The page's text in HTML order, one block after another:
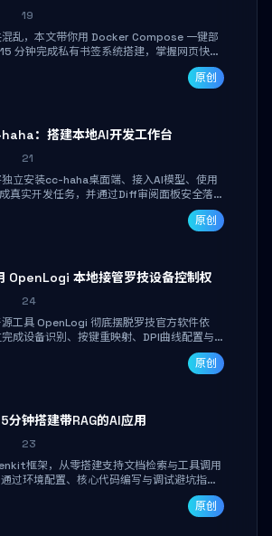
19
混乱，本文带你用 Docker Compose 一键部
分钟完成私有书签系统搭建，掌握网页快照
类管理与全文搜索。适合开发者与知识工作
资料统一归档，随时检索。
原创
：搭建本地AI开发工作台
21
立安装cc-haha桌面端、接入AI模型、使用
真实开发任务，并通过Diff审阅面板安全落地
端黑盒操作，让AI在沙箱环境中工作，你只
原创
OpenLogi 本地接管罗技设备控制权
24
工具 OpenLogi 彻底摆脱罗技官方软件依
成设备识别、按键重映射、DPI曲线配置与
现完全离线控制，保护隐私并释放硬件性
原创
分钟搭建带RAG的AI应用
23
框架，从零搭建支持文档检索与工具调用
过环境配置、核心代码编写与调试避坑指
模型切换、RAG管道构建及函数调用注册，
体。
原创